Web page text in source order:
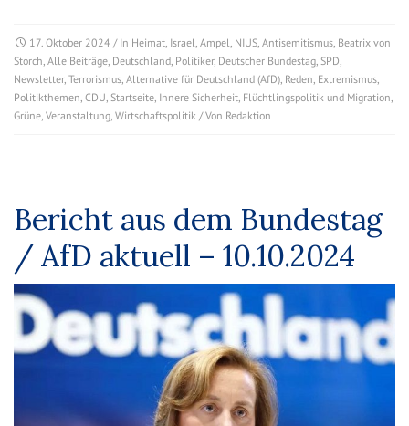
17. Oktober 2024 / In Heimat, Israel, Ampel, NIUS, Antisemitismus, Beatrix von
Storch, Alle Beiträge, Deutschland, Politiker, Deutscher Bundestag, SPD,
Newsletter, Terrorismus, Alternative für Deutschland (AfD), Reden, Extremismus,
Politikthemen, CDU, Startseite, Innere Sicherheit, Flüchtlingspolitik und Migration,
Grüne, Veranstaltung, Wirtschaftspolitik / Von Redaktion
Bericht aus dem Bundestag
/ AfD aktuell – 10.10.2024